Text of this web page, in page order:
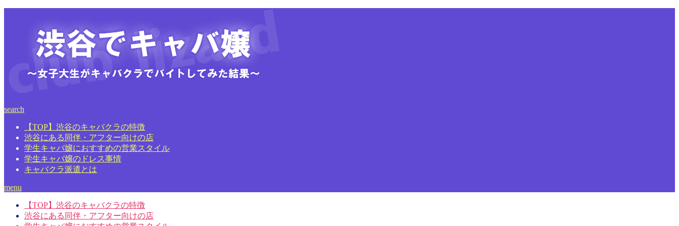
search
【TOP】渋谷のキャバクラの特徴
渋谷にある同伴・アフター向けの店
学生キャバ嬢におすすめの営業スタイル
学生キャバ嬢のドレス事情
キャバクラ派遣とは
menu
【TOP】渋谷のキャバクラの特徴
渋谷にある同伴・アフター向けの店